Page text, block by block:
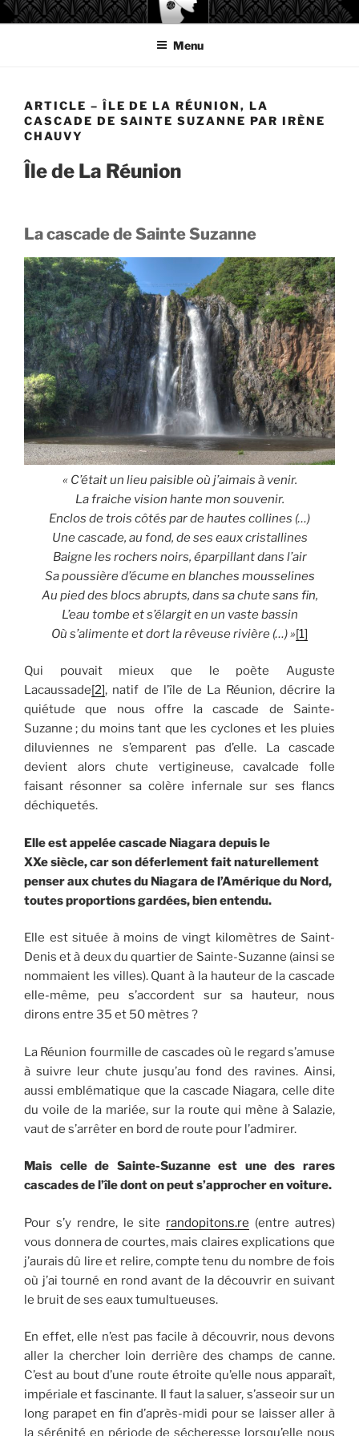
Aller
au
GAELIS ÉDITIONS
Menu
ARTICLE – ÎLE DE LA RÉUNION, LA
CASCADE DE SAINTE SUZANNE PAR IRÈNE
CHAUVY
Île de La Réunion
La cascade de Sainte Suzanne
« C’était un lieu paisible où j’aimais à venir.
La fraiche vision hante mon souvenir.
Enclos de trois côtés par de hautes collines (…)
Une cascade, au fond, de ses eaux cristallines
Baigne les rochers noirs, éparpillant dans l’air
Sa poussière d’écume en blanches mousselines
Au pied des blocs abrupts, dans sa chute sans fin,
L’eau tombe et s’élargit en un vaste bassin
Où s’alimente et dort la rêveuse rivière (…) »[1]
Qui pouvait mieux que le poète Auguste
Lacaussade[2], natif de l’île de La Réunion, décrire la
quiétude que nous offre la cascade de Sainte-
Suzanne ; du moins tant que les cyclones et les pluies
diluviennes ne s’emparent pas d’elle. La cascade
devient alors chute vertigineuse, cavalcade folle
faisant résonner sa colère infernale sur ses flancs
déchiquetés.
Elle est appelée cascade Niagara depuis le
XXe siècle, car son déferlement fait naturellement
penser aux chutes du Niagara de l’Amérique du Nord,
toutes proportions gardées, bien entendu.
Elle est située à moins de vingt kilomètres de Saint-
Denis et à deux du quartier de Sainte-Suzanne (ainsi se
nommaient les villes). Quant à la hauteur de la cascade
elle-même, peu s’accordent sur sa hauteur, nous
dirons entre 35 et 50 mètres ?
La Réunion fourmille de cascades où le regard s’amuse
à suivre leur chute jusqu’au fond des ravines. Ainsi,
aussi emblématique que la cascade Niagara, celle dite
du voile de la mariée, sur la route qui mène à Salazie,
vaut de s’arrêter en bord de route pour l’admirer.
Mais celle de Sainte-Suzanne est une des rares
cascades de l’île dont on peut s’approcher en voiture.
Pour s’y rendre, le site randopitons.re (entre autres)
vous donnera de courtes, mais claires explications que
j’aurais dû lire et relire, compte tenu du nombre de fois
où j’ai tourné en rond avant de la découvrir en suivant
le bruit de ses eaux tumultueuses.
En effet, elle n’est pas facile à découvrir, nous devons
aller la chercher loin derrière des champs de canne.
C’est au bout d’une route étroite qu’elle nous apparaît,
impériale et fascinante. Il faut la saluer, s’asseoir sur un
long parapet en fin d’après-midi pour se laisser aller à
la sérénité en période de sécheresse lorsqu’elle nous